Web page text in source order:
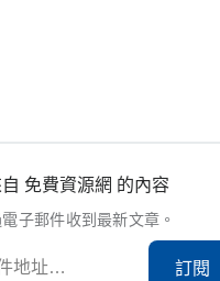
免費資源網 的內容
子郵件收到最新文章。
訂閱